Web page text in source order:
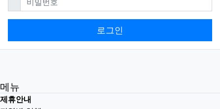
로그인
메뉴
제휴안내